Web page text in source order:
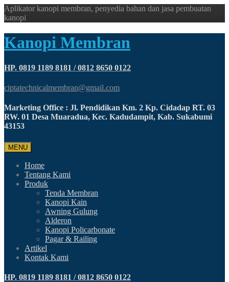
Aplikator kanopi membran, penyedia bahan dan jasa pembuatan
kanopi
Kanopi Membran
HP. 0819 1189 8181 / 0812 8650 0122
ciptatechnicalmembran@gmail.com
Marketing Office : Jl. Pendidikan Km. 2 Kp. Cidadap RT. 03
RW. 01 Desa Muaradua, Kec. Kadudampit, Kab. Sukabumi
43153
MENU
Home
Tentang Kami
Produk
Tenda Membran
Kanopi Kain
Awning Gulung
Alderon
Kanopi Policarbonate
Pagar & Railing
Artikel
Kontak Kami
HP. 0819 1189 8181 / 0812 8650 0122